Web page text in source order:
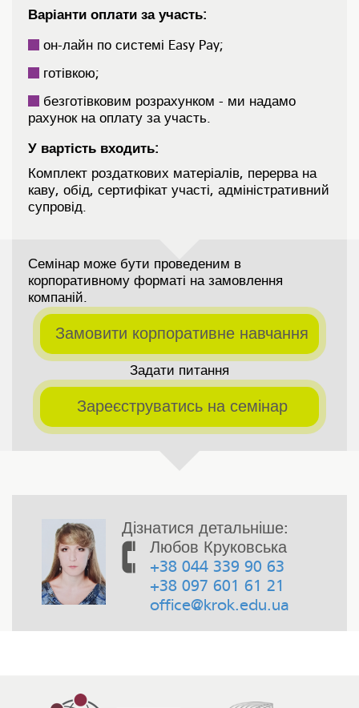
Варіанти оплати за участь:
он-лайн по системі Easy Pay;
готівкою;
безготівковим розрахунком - ми надамо
рахунок на оплату за участь.
У вартість входить:
Комплект роздаткових матеріалів, перерва на
каву, обід, сертифікат участі, адміністративний
супровід.
Семінар може бути проведеним в
корпоративному форматі на замовлення
компаній.
Замовити корпоративне навчання
Задати питання
Зареєструватись на семінар
Дізнатися детальніше:
Любов Круковська
+38 044 339 90 63
+38 097 601 61 21
office@krok.edu.ua